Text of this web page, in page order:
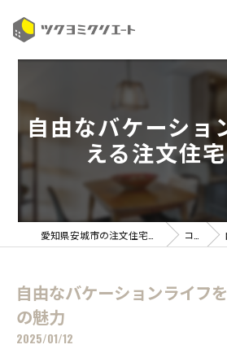
自由なバケーショ
える注文住
コラム
自由なバケーションライフ
の魅力
2025/01/12